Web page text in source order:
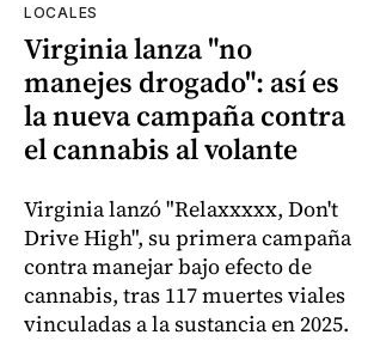
LOCALES
Virginia lanza "no
manejes drogado": así es
la nueva campaña contra
el cannabis al volante
Virginia lanzó "Relaxxxxx, Don't
Drive High", su primera campaña
contra manejar bajo efecto de
cannabis, tras 117 muertes viales
vinculadas a la sustancia en 2025.